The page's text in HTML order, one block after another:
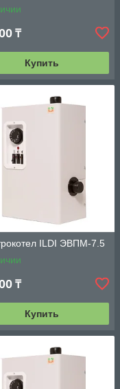
₸
Купить
ILDI ЭВПМ-7.5
₸
Купить